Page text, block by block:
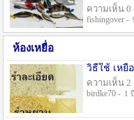
ความเห็น 0
fishingover -
ห้องเหยื่อ
วิธืใช้ เหยื่
ความเห็น 2
birdke70 - 1 ปี